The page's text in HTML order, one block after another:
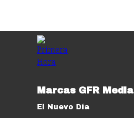
Marcas GFR Media
El Nuevo Día